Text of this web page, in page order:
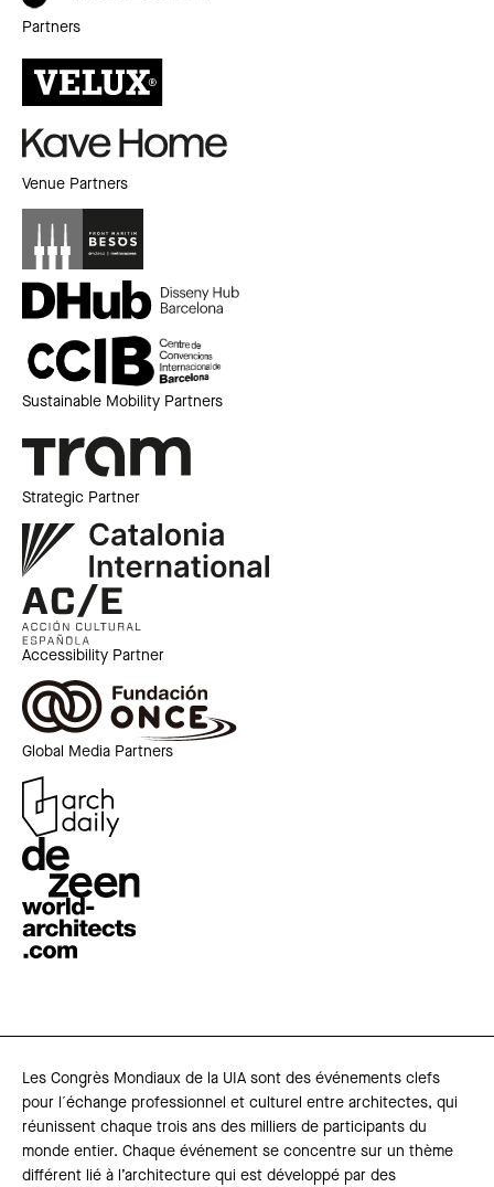
Partners
Venue Partners
Sustainable Mobility Partners
Strategic Partner
Accessibility Partner
Global Media Partners
Les Congrès Mondiaux de la UIA sont des événements clefs
pour l´échange professionnel et culturel entre architectes, qui
réunissent chaque trois ans des milliers de participants du
monde entier. Chaque événement se concentre sur un thème
différent lié à l’architecture qui est développé par des